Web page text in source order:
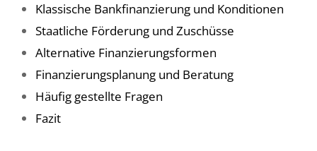
Klassische Bankfinanzierung und Konditionen
Staatliche Förderung und Zuschüsse
Alternative Finanzierungsformen
Finanzierungsplanung und Beratung
Häufig gestellte Fragen
Fazit